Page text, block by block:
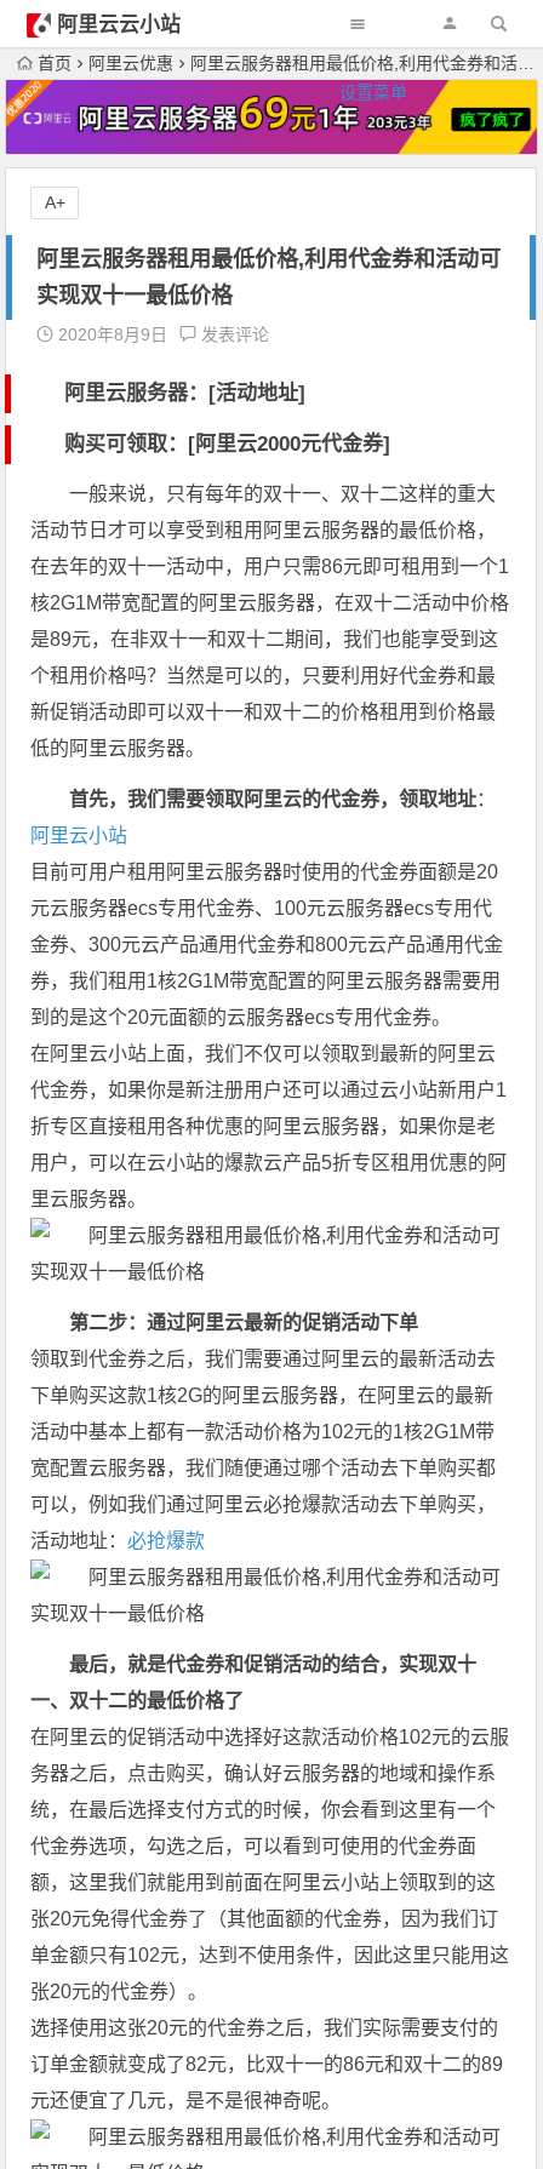
阿里云云小站
设置菜单
首页 阿里云优惠 阿里云服务器租用最低价格,利用代金券和活动可实现双十一最低价格
阿里云服务器租用最低价格,利用代金券和活动可
实现双十一最低价格
2020年8月9日 发表评论
阿里云服务器：[活动地址]
购买可领取：[阿里云2000元代金券]
一般来说，只有每年的双十一、双十二这样的重大
活动节日才可以享受到租用阿里云服务器的最低价格，
在去年的双十一活动中，用户只需86元即可租用到一个1
核2G1M带宽配置的阿里云服务器，在双十二活动中价格
是89元，在非双十一和双十二期间，我们也能享受到这
个租用价格吗？当然是可以的，只要利用好代金券和最
新促销活动即可以双十一和双十二的价格租用到价格最
低的阿里云服务器。
首先，我们需要领取阿里云的代金券，领取地址：
阿里云小站
目前可用户租用阿里云服务器时使用的代金券面额是20
元云服务器ecs专用代金券、100元云服务器ecs专用代
金券、300元云产品通用代金券和800元云产品通用代金
券，我们租用1核2G1M带宽配置的阿里云服务器需要用
到的是这个20元面额的云服务器ecs专用代金券。
在阿里云小站上面，我们不仅可以领取到最新的阿里云
代金券，如果你是新注册用户还可以通过云小站新用户1
折专区直接租用各种优惠的阿里云服务器，如果你是老
用户，可以在云小站的爆款云产品5折专区租用优惠的阿
里云服务器。
第二步：通过阿里云最新的促销活动下单
领取到代金券之后，我们需要通过阿里云的最新活动去
下单购买这款1核2G的阿里云服务器，在阿里云的最新
活动中基本上都有一款活动价格为102元的1核2G1M带
宽配置云服务器，我们随便通过哪个活动去下单购买都
可以，例如我们通过阿里云必抢爆款活动去下单购买，
活动地址：必抢爆款
最后，就是代金券和促销活动的结合，实现双十
一、双十二的最低价格了
在阿里云的促销活动中选择好这款活动价格102元的云服
务器之后，点击购买，确认好云服务器的地域和操作系
统，在最后选择支付方式的时候，你会看到这里有一个
代金券选项，勾选之后，可以看到可使用的代金券面
额，这里我们就能用到前面在阿里云小站上领取到的这
张20元免得代金券了（其他面额的代金券，因为我们订
单金额只有102元，达到不使用条件，因此这里只能用这
张20元的代金券）。
选择使用这张20元的代金券之后，我们实际需要支付的
订单金额就变成了82元，比双十一的86元和双十二的89
元还便宜了几元，是不是很神奇呢。
A+